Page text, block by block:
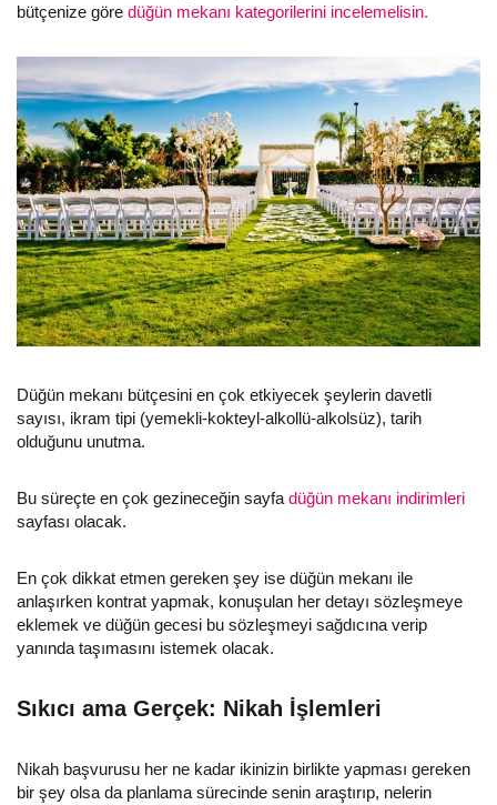
bütçenize göre düğün mekanı kategorilerini incelemelisin.
Düğün mekanı bütçesini en çok etkiyecek şeylerin davetli
sayısı, ikram tipi (yemekli-kokteyl-alkollü-alkolsüz), tarih
olduğunu unutma.
Bu süreçte en çok gezineceğin sayfa düğün mekanı indirimleri
sayfası olacak.
En çok dikkat etmen gereken şey ise düğün mekanı ile
anlaşırken kontrat yapmak, konuşulan her detayı sözleşmeye
eklemek ve düğün gecesi bu sözleşmeyi sağdıcına verip
yanında taşımasını istemek olacak.
Sıkıcı ama Gerçek: Nikah İşlemleri
Nikah başvurusu her ne kadar ikinizin birlikte yapması gereken
bir şey olsa da planlama sürecinde senin araştırıp, nelerin